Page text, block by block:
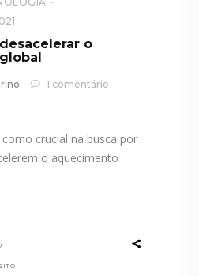
o
1 comentário
crucial na busca por
o aquecimento